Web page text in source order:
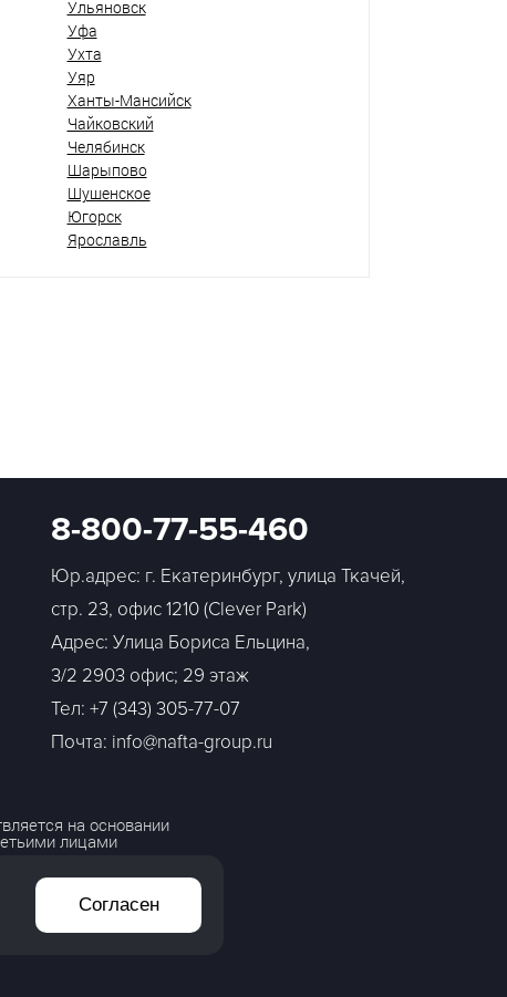
Ульяновск
Уфа
Ухта
Уяр
Ханты-Мансийск
Чайковский
Челябинск
Шарыпово
Шушенское
Югорск
Ярославль
8-800-77-55-460
Юр.адрес: г. Екатеринбург, улица Ткачей,
стр. 23, офис 1210 (Clever Park)
Адрес: Улица Бориса Ельцина,
3/2 2903 офис; 29 этаж
Тел: +7 (343) 305-77-07
Почта: info@nafta-group.ru
на основании
лицами
Согласен